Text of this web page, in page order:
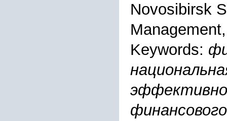
Novosibirsk
Keywords: